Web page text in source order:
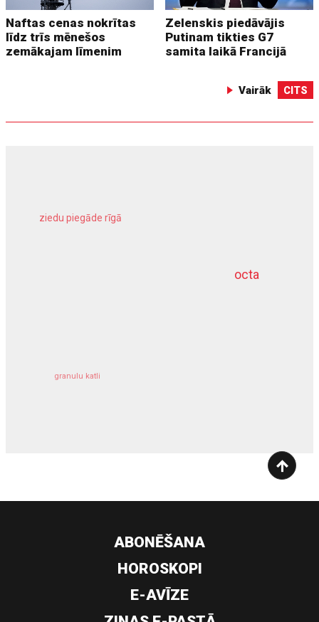
Naftas cenas nokrītas
līdz trīs mēnešos
zemākajam līmenim
Zelenskis piedāvājis
Putinam tikties G7
samita laikā Francijā
Vairāk CITS
octa
ziedu piegāde rīgā
granulu katli
dziļurbums
ABONĒŠANA
HOROSKOPI
E-AVĪZE